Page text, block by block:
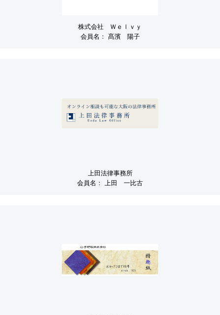
株式会社 Ｗｅｌｖｙ
会員名： 髙濱 陽子
上田法律事務所
会員名：
上田 一比古